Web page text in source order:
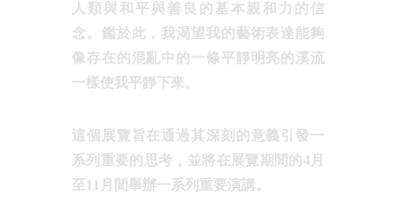
人類與和平與善良的基本親和力的信
念。鑑於此，我渴望我的藝術表達能夠
像存在的混亂中的一條平靜明亮的溪流
一樣使我平靜下來。
這個展覽旨在通過其深刻的意義引發一
系列重要的思考，並將在展覽期間的4月
至11月間舉辦一系列重要演講。